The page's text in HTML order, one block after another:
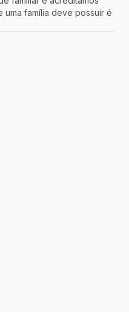
família deve possuir é